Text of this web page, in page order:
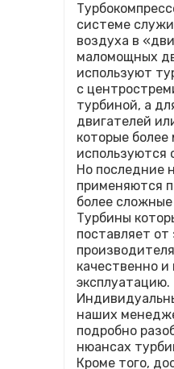
системе
воздуха в
маломощных
используют
с
турбиной, а
двигателей
которые
используются
Но последние
применяются
более
Турбины
поставляет от
качественно
эксплуатацию.
наших
подробно
нюансах
Кроме того,